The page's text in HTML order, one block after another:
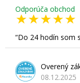
Odporúča obchod
Do 24 hodín som
Overený
08.12.2025